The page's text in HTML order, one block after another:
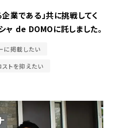
業である」共に挑戦してく
de DOMOに託しました。
に掲載したい
トを抑えたい